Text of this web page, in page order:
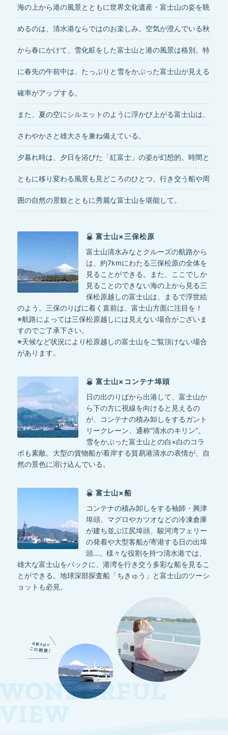
海の上から港の風景とともに世界文化遺産・富士山の姿を眺
めるのは、清水港ならではのお楽しみ。空気が澄んでいる秋
から春にかけて、雪化粧をした富士山と港の風景は格別。特
に春先の午前中は、たっぷりと雪をかぶった富士山が見える
確率がアップする。
また、夏の空にシルエットのように浮かび上がる富士山は、
さわやかさと雄大さを兼ね備えている。
夕暮れ時は、夕日を浴びた「紅富士」の姿が幻想的。時間と
ともに移り変わる風景も見どころのひとつ。行き交う船や周
囲の自然の景観とともに秀麗な富士山を堪能して。
富士山×三保松原
富士山清水みなとクルーズの航路から
は、約7kmにわたる三保松原の全体を
見ることができる。また、ここでしか
見ることのできない海の上から見る三
保松原越しの富士山は、まるで浮世絵
のよう。三保のりばに着く直前は、富士山方面に注目を！
※航路によっては三保松原越しには見えない場合がございま
すのでご了承下さい。
※天候など状況により松原越しの富士山をご覧頂けない場合
があります。
富士山×コンテナ埠頭
日の出のりばから出港して、富士山か
ら下の方に視線を向けると見えるの
が、コンテナの積み卸しをするガント
リークレーン、通称“清水のキリン”。
雪をかぶった富士山との白×白のコラ
ボも素敵。大型の貨物船が着岸する貿易港清水の表情が、自
然の景色に溶け込んでいる。
富士山×船
コンテナの積み卸しをする袖師・興津
埠頭、マグロやカツオなどの冷凍倉庫
が建ち並ぶ江尻埠頭、駿河湾フェリー
の発着や大型客船が寄港する日の出埠
頭…。様々な役割を持つ清水港では、
雄大な富士山をバックに、港湾を行き交う多彩な船を見るこ
とができる。地球深部探査船「ちきゅう」と富士山のツーシ
ョットも必見。